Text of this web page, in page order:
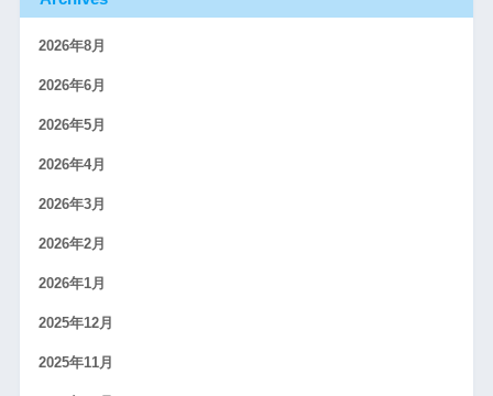
2026年8月
2026年6月
2026年5月
2026年4月
2026年3月
2026年2月
2026年1月
2025年12月
2025年11月